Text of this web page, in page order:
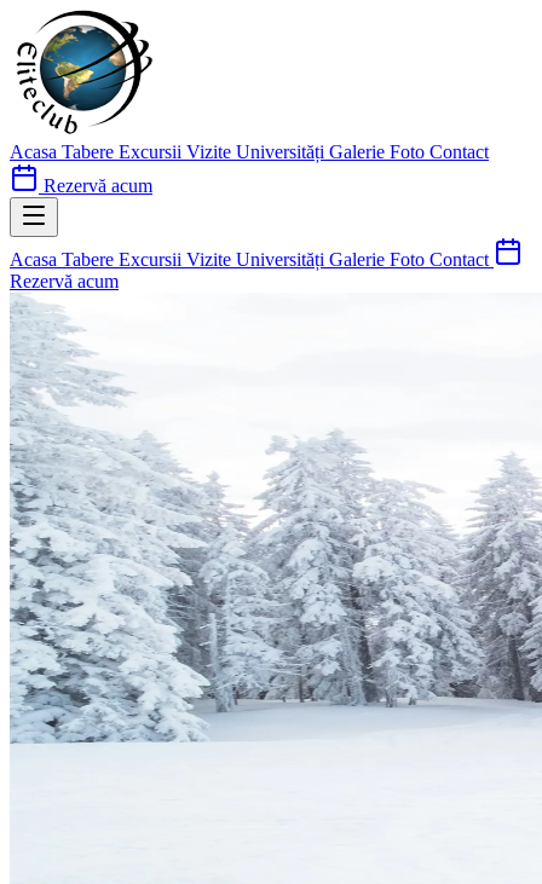
Acasa Tabere Excursii Vizite Universități Galerie Foto Contact
Rezervă acum
Acasa Tabere Excursii Vizite Universități Galerie Foto Contact
Rezervă acum